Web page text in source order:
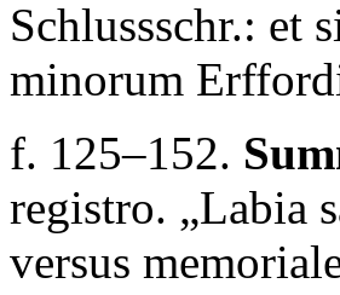
Schlussschr.: et
minorum
f. 125–152.
registro. „Labia
versus